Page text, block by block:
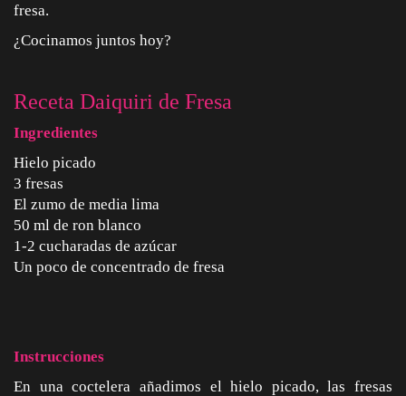
fresa.
¿Cocinamos juntos hoy?
Receta Daiquiri de Fresa
Ingredientes
Hielo picado
3 fresas
El zumo de media lima
50 ml de ron blanco
1-2 cucharadas de azúcar
Un poco de concentrado de fresa
Instrucciones
En una coctelera añadimos el hielo picado, las fresas